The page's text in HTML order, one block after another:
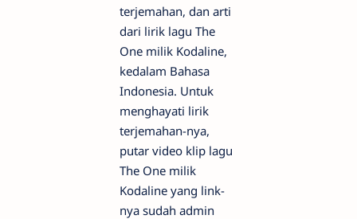
terjemahan, dan arti
dari lirik lagu The
One milik Kodaline,
kedalam Bahasa
Indonesia. Untuk
menghayati lirik
terjemahan-nya,
putar video klip lagu
The One milik
Kodaline yang link-
nya sudah admin